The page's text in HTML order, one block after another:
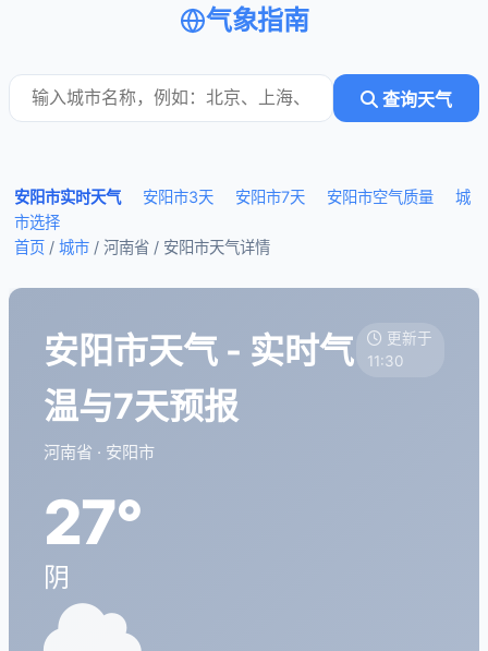
气象指南
查询天气
安阳市实时天气 安阳市3天 安阳市7天 安阳市空气质量
城
市选择
首页 / 城市 / 河南省 / 安阳市天气详情
安阳市天气 - 实时气
温与7天预报
河南省 · 安阳市
更新于
11:30
27°
阴